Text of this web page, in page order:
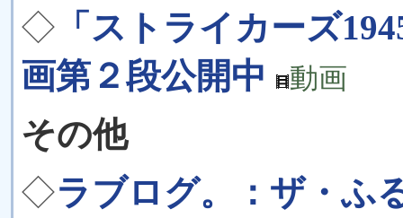
◇ 「ストライカーズ
画第２段公開中
動画
その他
◇ラブログ。：ザ・